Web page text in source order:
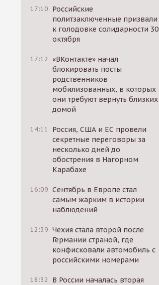
17:10 Российские
политзаключенные призвали
к голодовке солидарности 30
октября
17:12 «ВКонтакте» начал
блокировать посты
родственников
мобилизованных, в которых
они требуют вернуть близких
домой
14:11
Россия, США и ЕС провели
секретные переговоры за
несколько дней до
обострения в Нагорном
Карабахе
16:09 Сентябрь в Европе стал
самым жарким в истории
наблюдений
12:39 Чехия стала второй после
Германии страной, где
конфисковали автомобиль с
российскими номерами
18:32
В России началась вторая